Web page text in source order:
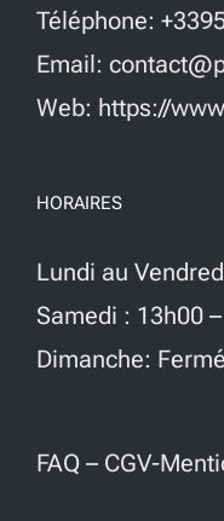
Téléphone:
Email:
Web: https://
HORAIRES
Lundi au
Samedi : 13h00
Dimanche: Fermé
FAQ – CGV-